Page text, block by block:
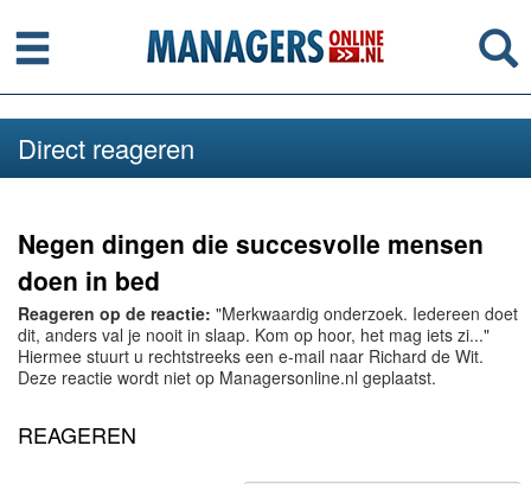
Menu
Direct reageren
Negen dingen die succesvolle mensen
doen in bed
Reageren op de reactie: "Merkwaardig onderzoek. Iedereen doet
dit, anders val je nooit in slaap. Kom op hoor, het mag iets zi..."
Hiermee stuurt u rechtstreeks een e-mail naar Richard de Wit.
Deze reactie wordt niet op Managersonline.nl geplaatst.
REAGEREN